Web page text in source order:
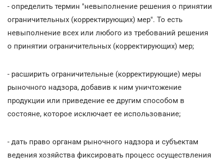
- определить термин "невыполнение решения о принятии
ограничительных (корректирующих) мер". То есть
невыполнение всех или любого из требований решения
о принятии ограничительных (корректирующих) мер;
- расширить ограничительные (корректирующие) меры
рыночного надзора, добавив к ним уничтожение
продукции или приведение ее другим способом в
состояне, которое исключает ее использование;
- дать право органам рыночного надзора и субъектам
ведения хозяйства фиксировать процесс осуществления